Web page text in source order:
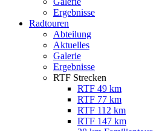
Ergebnisse
Radtouren
Abteilung
Aktuelles
Galerie
Ergebnisse
RTF Strecken
RTF 49 km
RTF 77 km
RTF 112 km
RTF 147 km